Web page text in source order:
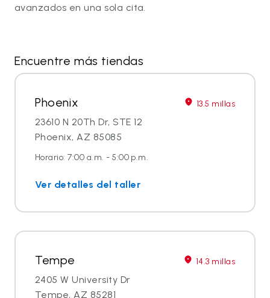
avanzados en una sola cita.
Encuentre más tiendas
Phoenix 13.5 millas
23610 N 20Th Dr, STE 12
Phoenix, AZ 85085
Horario: 7:00 a.m. - 5:00 p.m.
Ver detalles del taller
Tempe 14.3 millas
2405 W University Dr
Tempe, AZ 85281